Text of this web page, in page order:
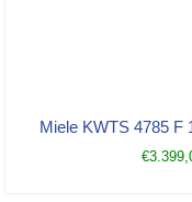
Miele KWTS 4785 F
€